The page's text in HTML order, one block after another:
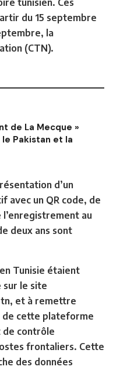
du 15 septembre
la
(CTN).
de La Mecque »
Pakistan et la
d’un
avec un QR code, de
l’enregistrement au
deux ans sont
Tunisie étaient
sur le site
et à remettre
de cette plateforme
de contrôle
frontaliers. Cette
des données